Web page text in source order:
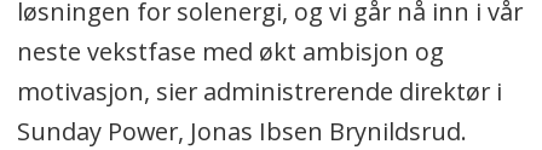
løsningen for solenergi, og vi går nå inn i vår
neste vekstfase med økt ambisjon og
motivasjon, sier administrerende direktør i
Sunday Power, Jonas Ibsen Brynildsrud.